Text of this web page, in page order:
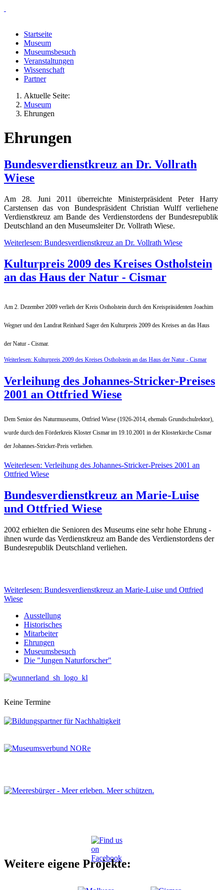
Startseite
Museum
Museumsbesuch
Veranstaltungen
Wissenschaft
Partner
Aktuelle Seite:
Museum
Ehrungen
Ehrungen
Bundesverdienstkreuz an Dr. Vollrath
Wiese
Am 28. Juni 2011 überreichte Ministerpräsident Peter Harry
Carstensen das von Bundespräsident Christian Wulff verliehene
Verdienstkreuz am Bande des Verdienstordens der Bundesrepublik
Deutschland an den Museumsleiter Dr. Vollrath Wiese.
Weiterlesen: Bundesverdienstkreuz an Dr. Vollrath Wiese
Kulturpreis 2009 des Kreises Ostholstein
an das Haus der Natur - Cismar
Am 2. Dezember 2009 verlieh der Kreis Ostholstein durch den Kreispräsidenten Joachim
Wegner und den Landrat Reinhard Sager den Kulturpreis 2009 des Kreises an das Haus
der Natur - Cismar.
Weiterlesen: Kulturpreis 2009 des Kreises Ostholstein an das Haus der Natur - Cismar
Verleihung des Johannes-Stricker-Preises
2001 an Ottfried Wiese
Dem Senior des Naturmuseums, Ottfried Wiese (1926-2014, ehemals Grundschulrektor),
wurde durch den Förderkreis Kloster Cismar im 19.10.2001 in der Klosterkirche Cismar
der Johannes-Stricker-Preis verliehen.
Weiterlesen: Verleihung des Johannes-Stricker-Preises 2001 an
Ottfried Wiese
Bundesverdienstkreuz an Marie-Luise
und Ottfried Wiese
2002 erhielten die Senioren des Museums eine sehr hohe Ehrung -
ihnen wurde das Verdienstkreuz am Bande des Verdienstordens der
Bundesrepublik Deutschland verliehen.
Weiterlesen: Bundesverdienstkreuz an Marie-Luise und Ottfried
Wiese
Ausstellung
Historisches
Mitarbeiter
Ehrungen
Museumsbesuch
Die "Jungen Naturforscher"
Keine Termine
Weitere eigene Projekte: